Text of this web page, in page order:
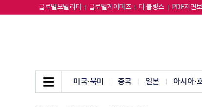
글로벌모빌리티 글로벌게이머즈 더 블링스 PDF지면보
미국·북미 중국 일본 아시아·